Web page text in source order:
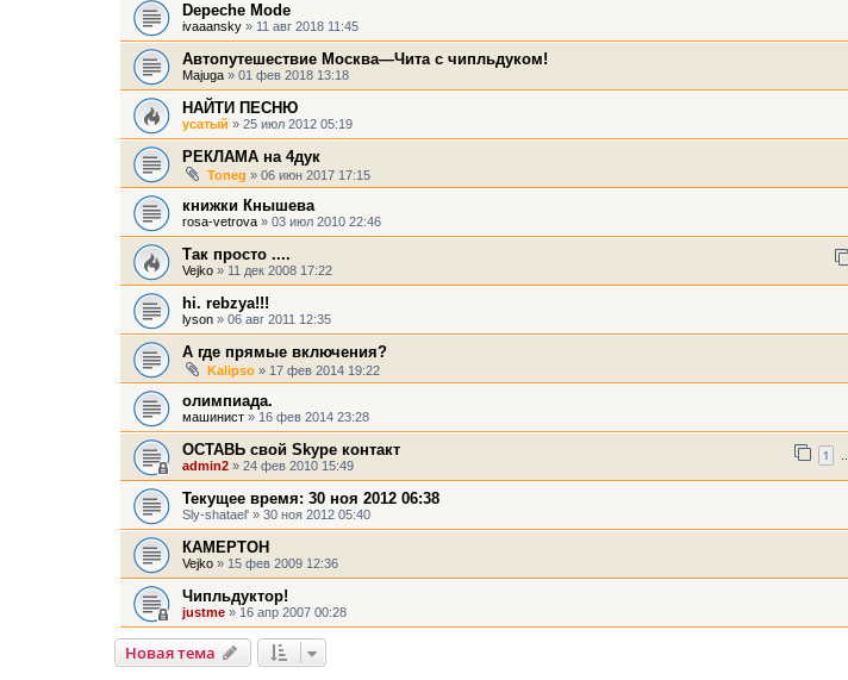
Depeche Mode
ivaaansky » 11 авг 2018 11:45
Автопутешествие Москва—Чита с чипльдуком!
Majuga » 01 фев 2018 13:18
НАЙТИ ПЕСНЮ
усатый » 25 июл 2012 05:19
РЕКЛАМА на 4дук
Toneg » 06 июн 2017 17:15
книжки Кнышева
rosa-vetrova » 03 июл 2010 22:46
Так просто ....
Vejko » 11 дек 2008 17:22
hi. rebzya!!!
lyson » 06 авг 2011 12:35
А где прямые включения?
Kalipso » 17 фев 2014 19:22
олимпиада.
машинист » 16 фев 2014 23:28
ОСТАВЬ свой Skype контакт
admin2 » 24 фев 2010 15:49
1
Текущее время: 30 ноя 2012 06:38
Sly-shatael' » 30 ноя 2012 05:40
КАМЕРТОН
Vejko » 15 фев 2009 12:36
Чипльдуктор!
justme » 16 апр 2007 00:28
Новая тема